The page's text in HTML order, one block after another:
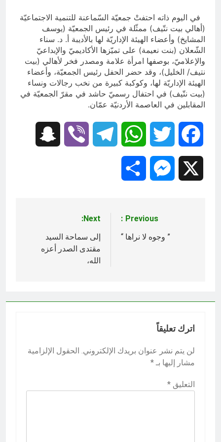
في اليوم ذاته احتفتْ جمعيّة السّماعنة للتنمية الاجتماعيّة
(أهالي بيت نتّيف) ممثّلة في رئيس الجمعيّة (يوسف
المشايخ) وأعضاء الهيئة الإداريّة لها بالأديبة أ. د. سناء
الشّعلان (بنت نعيمة) على تميّزها الأكاديميّ والإبداعيّ
والإعلاميّ، بوصفها امرأة علامة ومصدر فخر لأهالي (بيت
نتيف/ الخليل)، وقد حضر الحفل رئيس الجمعيّة، وأعضاء
الهيئة الإداريّة لها، وكوكبة كبيرة من نخب رجالات ونساء
(بيت نتّيف) في احتفال رسميّ حاشد في مقرّ الجمعيّة في
المقابلين في العاصمة الأردنيّة عمّان.
Facebook
Twitter
WhatsApp
Telegram
Viber
Messenger
المقالات
Previous:
” وجوه لا نراها “
Next:
إلى سماحة السيد
مقتدى الصدر أعزه
الله،
اترك تعليقاً
لن يتم نشر عنوان بريدك الإلكتروني. الحقول الإلزامية
مشار إليها بـ *
التعليق *